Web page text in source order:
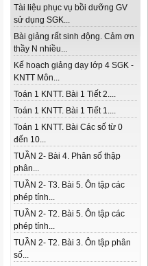
Tài liệu phục vụ bồi dưỡng GV
sử dụng SGK...
Bài giảng rất sinh động. Cảm ơn
thầy N nhiều...
Kế hoạch giảng dạy lớp 4 SGK -
KNTT Môn...
Toán 1 KNTT. Bài 1 Tiết 2....
Toán 1 KNTT. Bài 1 Tiết 1....
Toán 1 KNTT. Bài Các số từ 0
đến 10...
TUẦN 2- Bài 4. Phân số thập
phân...
TUẦN 2- T3. Bài 5. Ôn tập các
phép tính...
TUẦN 2- T2. Bài 5. Ôn tập các
phép tính...
TUẦN 2- T2. Bài 3. Ôn tập phân
số...